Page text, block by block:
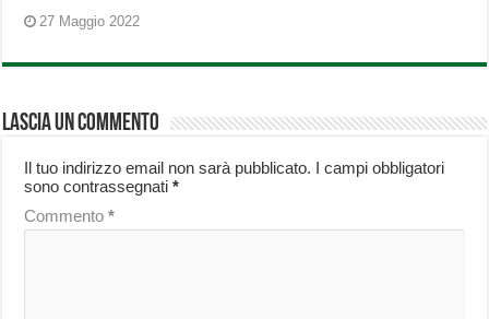
27 Maggio 2022
Lascia un commento
Il tuo indirizzo email non sarà pubblicato. I campi obbligatori
sono contrassegnati*
Commento*